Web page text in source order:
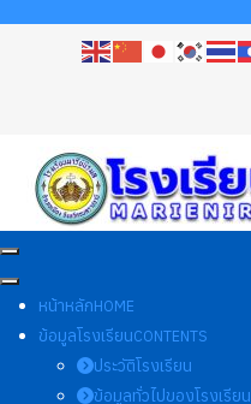
หน้าหลักHOME
ข้อมูลโรงเรียนCONTENTS
ประวัติโรงเรียน
ข้อมูลทั่วไปของโรงเรียน